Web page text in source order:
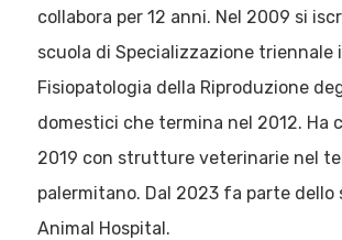
collabora per 12 anni. Nel 2009 si
scuola di Specializzazione triennale
Fisiopatologia della Riproduzione
domestici che termina nel 2012. Ha
2019 con strutture veterinarie nel
palermitano. Dal 2023 fa parte dello
Animal Hospital.